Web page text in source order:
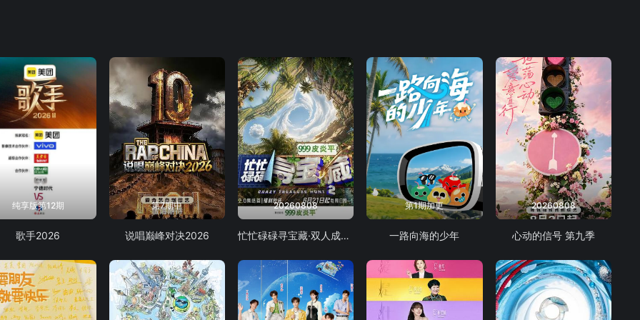
纯享版第12期
歌手2026
第7期中
说唱巅峰对决2026
20260808
忙忙碌碌寻宝藏·双人成行季
第1期加更
一路向海的少年
20260808
心动的信号 第九季